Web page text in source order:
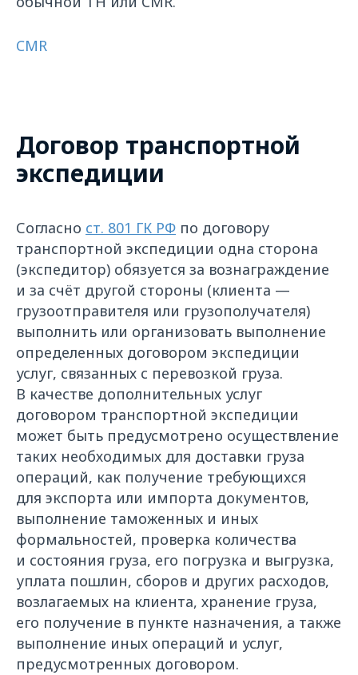
CMR
Договор транспортной
экспедиции
Согласно ст. 801 ГК РФ по договору
транспортной экспедиции одна сторона
(экспедитор) обязуется за вознаграждение
и за счёт другой стороны (клиента —
грузоотправителя или грузополучателя)
выполнить или организовать выполнение
определенных договором экспедиции
услуг, связанных с перевозкой груза.
В качестве дополнительных услуг
договором транспортной экспедиции
может быть предусмотрено осуществление
таких необходимых для доставки груза
операций, как получение требующихся
для экспорта или импорта документов,
выполнение таможенных и иных
формальностей, проверка количества
и состояния груза, его погрузка и выгрузка,
уплата пошлин, сборов и других расходов,
возлагаемых на клиента, хранение груза,
его получение в пункте назначения, а также
выполнение иных операций и услуг,
предусмотренных договором.